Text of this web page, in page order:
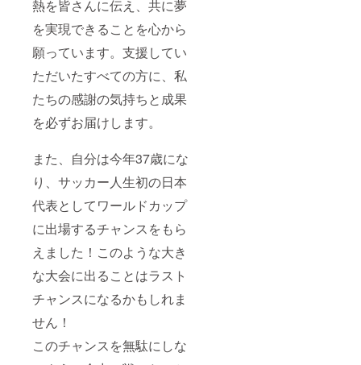
熱を皆さんに伝え、共に夢
を実現できることを心から
願っています。支援してい
ただいたすべての方に、私
たちの感謝の気持ちと成果
を必ずお届けします。
また、自分は今年37歳にな
り、サッカー人生初の日本
代表としてワールドカップ
に出場するチャンスをもら
えました！このような大き
な大会に出ることはラスト
チャンスになるかもしれま
せん！
このチャンスを無駄にしな